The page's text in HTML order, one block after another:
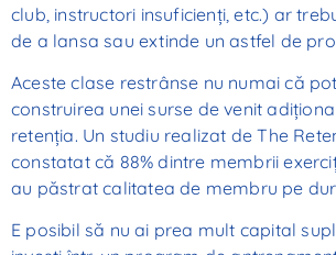
club, instructori insuficienți, etc.) ar
de a lansa sau extinde un astfel de
Aceste clase restrânse nu numai că
construirea unei surse de venit
retenția. Un studiu realizat de The
constatat că 88% dintre membrii
au păstrat calitatea de membru pe
E posibil să nu ai prea mult capital